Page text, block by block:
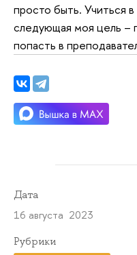
просто быть. Учиться
следующая моя цель –
попасть в
Дата
16 августа 2023
Рубрики